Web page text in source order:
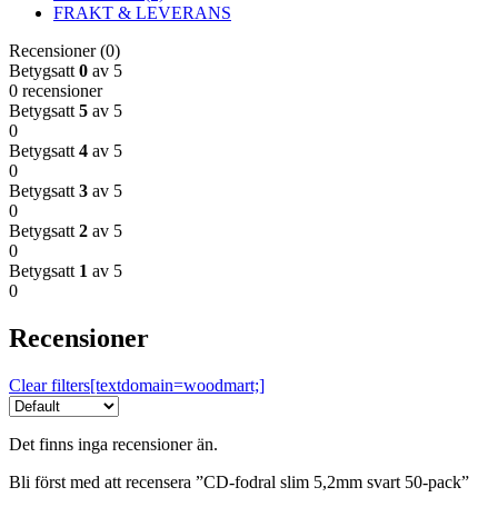
FRAKT & LEVERANS
Recensioner (0)
Betygsatt 0 av 5
0 recensioner
Betygsatt 5 av 5
0
Betygsatt 4 av 5
0
Betygsatt 3 av 5
0
Betygsatt 2 av 5
0
Betygsatt 1 av 5
0
Recensioner
Clear filters[textdomain=woodmart;]
Det finns inga recensioner än.
Bli först med att recensera ”CD-fodral slim 5,2mm svart 50-pack”